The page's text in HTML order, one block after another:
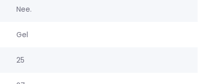
Nee.
Gel
25